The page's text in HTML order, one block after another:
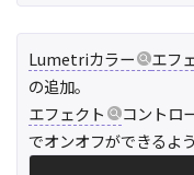
Lumetriカラー エフ
の追加。
エフェクト
コントロ
でオンオフができるよ